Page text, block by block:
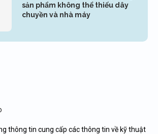
sản phẩm không thể thiếu dây
chuyền và nhà máy
thông tin cung cấp các thông tin về kỹ thuật